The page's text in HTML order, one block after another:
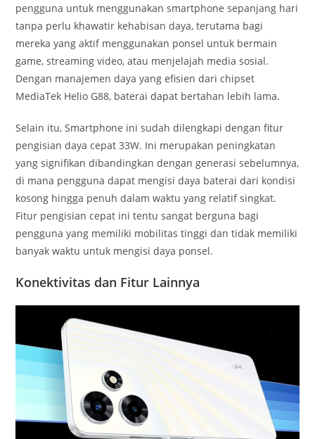
pengguna untuk menggunakan smartphone sepanjang hari
tanpa perlu khawatir kehabisan daya, terutama bagi
mereka yang aktif menggunakan ponsel untuk bermain
game, streaming video, atau menjelajah media sosial.
Dengan manajemen daya yang efisien dari chipset
MediaTek Helio G88, baterai dapat bertahan lebih lama.
Selain itu, Smartphone ini sudah dilengkapi dengan fitur
pengisian daya cepat 33W. Ini merupakan peningkatan
yang signifikan dibandingkan dengan generasi sebelumnya,
di mana pengguna dapat mengisi daya baterai dari kondisi
kosong hingga penuh dalam waktu yang relatif singkat.
Fitur pengisian cepat ini tentu sangat berguna bagi
pengguna yang memiliki mobilitas tinggi dan tidak memiliki
banyak waktu untuk mengisi daya ponsel.
Konektivitas dan Fitur Lainnya